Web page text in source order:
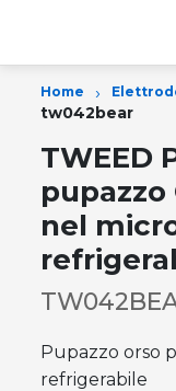
Home ›
tw042bear
TWEED
pupazzo
nel
Pupazzo orso
refrigerabile